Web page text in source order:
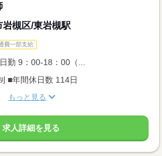
槻区/東岩槻駅
費一部支給
勤 9：00-18：00（...
■年間休日数 114日
もっと見る
求人詳細を見る